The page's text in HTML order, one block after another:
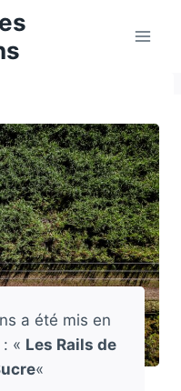
a été mis en
« Les Rails de
«